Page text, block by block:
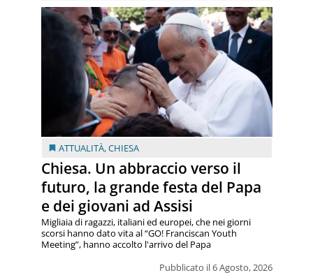
ATTUALITÀ,CHIESA
Chiesa. Un abbraccio verso il
futuro, la grande festa del Papa
e dei giovani ad Assisi
Pubblicato il 6 Agosto, 2026
Migliaia di ragazzi, italiani ed europei, che nei giorni
scorsi hanno dato vita al “GO! Franciscan Youth
Meeting”, hanno accolto l'arrivo del Papa